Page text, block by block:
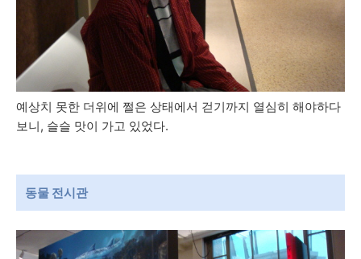
예상치 못한 더위에 쩔은 상태에서 걷기까지 열심히 해야하다
보니, 슬슬 맛이 가고 있었다.
동물 전시관